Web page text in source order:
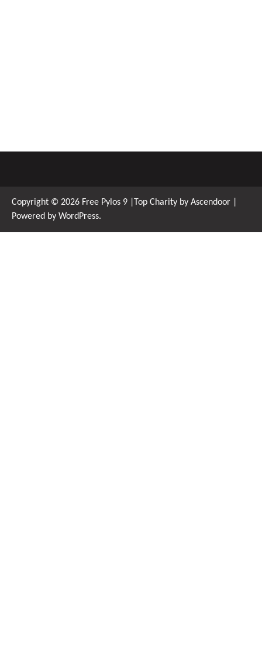
Copyright © 2026 Free Pylos 9 |Top Charity by Ascendoor
Powered by WordPress.